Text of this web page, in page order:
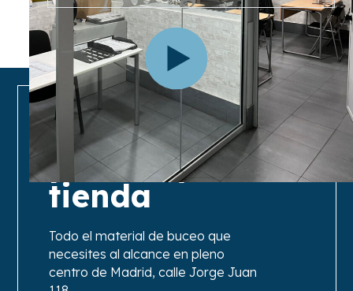
Local con
piscina y
tienda
Todo el material de buceo que
necesites al alcance en pleno
centro de Madrid, calle Jorge Juan